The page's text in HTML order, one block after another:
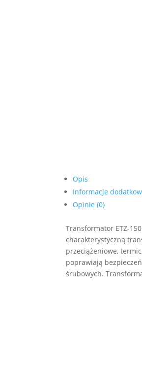
Opis
Informacje
Opinie (0)
Transformator ETZ-
charakterystyczną
przeciążeniowe,
poprawiają
śrubowych.